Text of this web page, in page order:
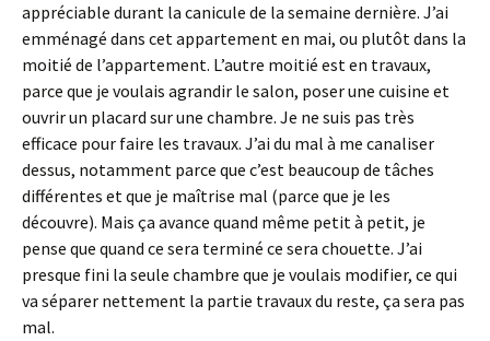
appréciable durant la canicule de la semaine dernière. J’ai
emménagé dans cet appartement en mai, ou plutôt dans la
moitié de l’appartement. L’autre moitié est en travaux,
parce que je voulais agrandir le salon, poser une cuisine et
ouvrir un placard sur une chambre. Je ne suis pas très
efficace pour faire les travaux. J’ai du mal à me canaliser
dessus, notamment parce que c’est beaucoup de tâches
différentes et que je maîtrise mal (parce que je les
découvre). Mais ça avance quand même petit à petit, je
pense que quand ce sera terminé ce sera chouette. J’ai
presque fini la seule chambre que je voulais modifier, ce qui
va séparer nettement la partie travaux du reste, ça sera pas
mal.